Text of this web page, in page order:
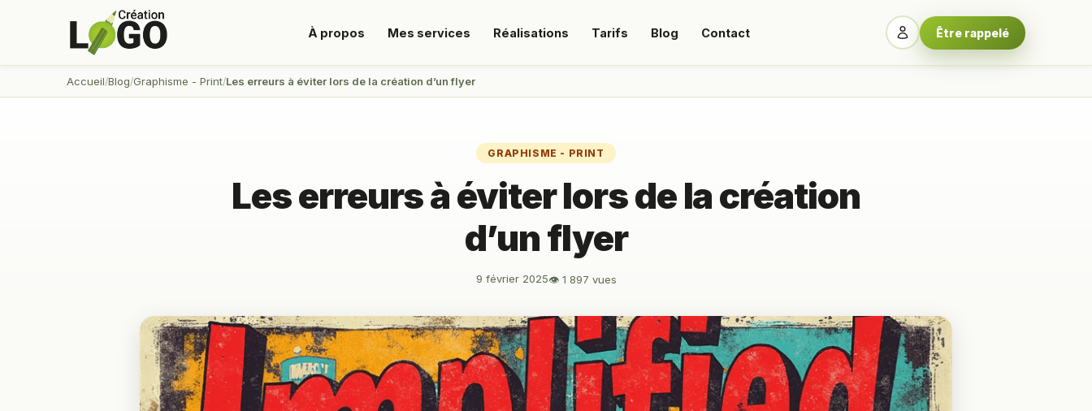
À propos Mes services Réalisations Tarifs Blog Contact Être rappelé
Accueil Blog Graphisme - Print Les erreurs à éviter lors de la création d’un flyer
GRAPHISME - PRINT
Les erreurs à éviter lors de la création
d’un flyer
9 février 2025👁 1 897 vues